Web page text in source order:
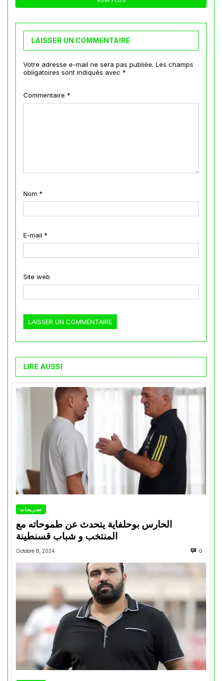
LAISSER UN COMMENTAIRE
Votre adresse e-mail ne sera pas publiée. Les champs
obligatoires sont indiqués avec *
Commentaire *
Nom *
E-mail *
Site web
LIRE AUSSI
تصريحات
الحارس بوحلفاية يتحدث عن طموحاته مع
المنتخب و شباب قسنطينة
Octobre 8, 2024 0